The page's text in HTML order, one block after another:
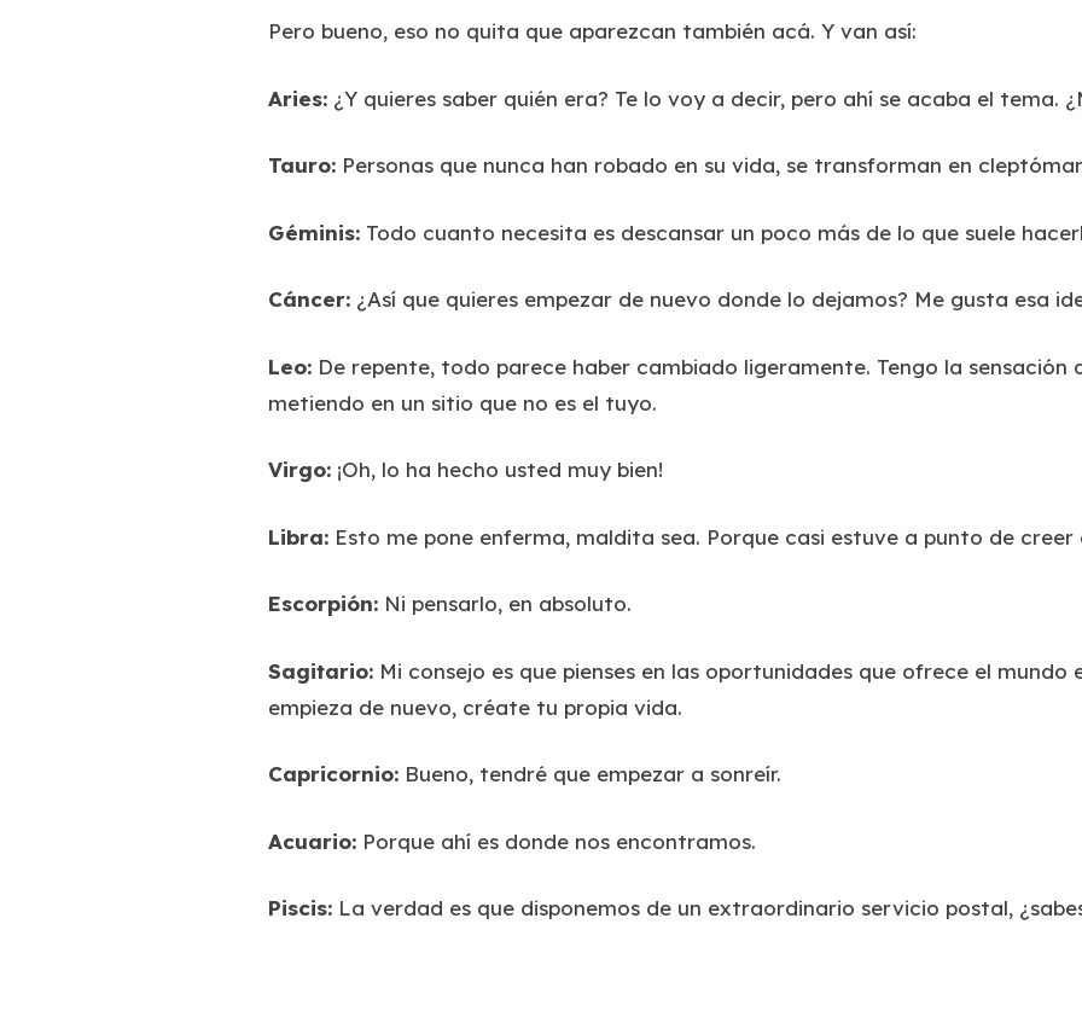
Pero bueno, eso no quita que aparezcan también acá. Y van así:
Aries: ¿Y quieres saber quién era? Te lo voy a decir, pero ahí se acaba el tema.
Tauro: Personas que nunca han robado en su vida, se transforman en
Géminis: Todo cuanto necesita es descansar un poco más de lo que suele
Cáncer: ¿Así que quieres empezar de nuevo donde lo dejamos? Me gusta esa
Leo: De repente, todo parece haber cambiado ligeramente. Tengo la sensación
metiendo en un sitio que no es el tuyo.
Virgo: ¡Oh, lo ha hecho usted muy bien!
Libra: Esto me pone enferma, maldita sea. Porque casi estuve a punto de creer
Escorpión: Ni pensarlo, en absoluto.
Sagitario: Mi consejo es que pienses en las oportunidades que ofrece el mundo
empieza de nuevo, créate tu propia vida.
Capricornio: Bueno, tendré que empezar a sonreír.
Acuario: Porque ahí es donde nos encontramos.
Piscis: La verdad es que disponemos de un extraordinario servicio postal,